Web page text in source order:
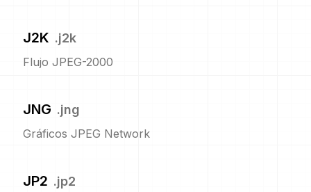
J2K .j2k
Flujo JPEG-2000
JNG .jng
Gráficos JPEG Network
JP2 .jp2